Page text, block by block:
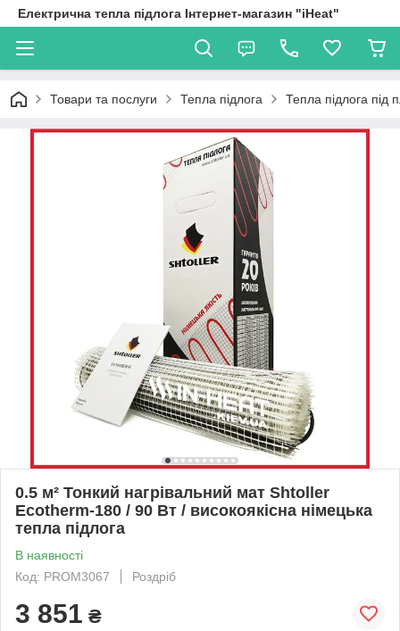
Електрична тепла підлога Інтернет-магазин "iHeat"
Товари та послуги Тепла підлога Тепла підлога під
0.5 м² Тонкий нагрівальний мат Shtoller
Ecotherm-180 / 90 Вт / високоякісна німецька
тепла підлога
В наявності
Код: PROM3067
Роздріб
3 851 ₴